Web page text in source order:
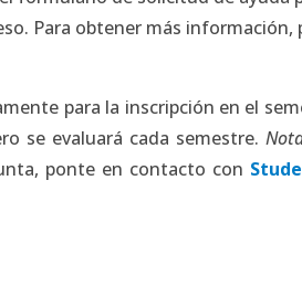
Para obtener más información,
para la inscripción en el
se evaluará cada semestre.
ponte en contacto con